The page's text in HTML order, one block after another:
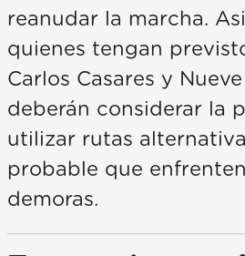
reanudar la marcha.
quienes tengan
Carlos Casares y
deberán considerar la
utilizar rutas
probable que
demoras.